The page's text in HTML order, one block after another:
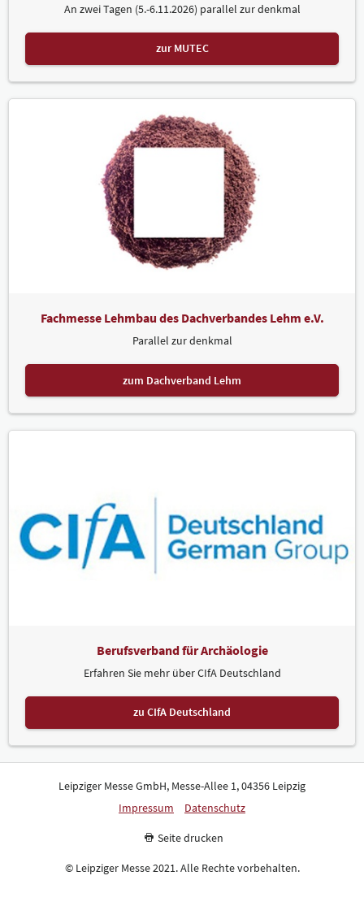
An zwei Tagen (5.-6.11.2026) parallel zur denkmal
zur MUTEC
Fachmesse Lehmbau des Dachverbandes Lehm e.V.
Parallel zur denkmal
zum Dachverband Lehm
Berufsverband für Archäologie
Erfahren Sie mehr über CIfA Deutschland
zu CIfA Deutschland
Leipziger Messe GmbH, Messe-Allee 1, 04356 Leipzig
Impressum
Datenschutz
Seite drucken
© Leipziger Messe 2021. Alle Rechte vorbehalten.